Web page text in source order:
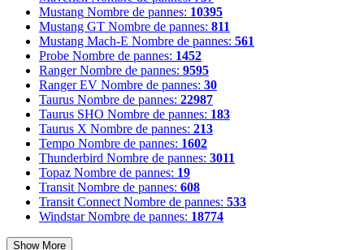
Mustang Nombre de pannes: 10395
Mustang GT Nombre de pannes: 811
Mustang Mach-E Nombre de pannes: 561
Probe Nombre de pannes: 1452
Ranger Nombre de pannes: 9595
Ranger EV Nombre de pannes: 30
Taurus Nombre de pannes: 22987
Taurus SHO Nombre de pannes: 183
Taurus X Nombre de pannes: 213
Tempo Nombre de pannes: 1602
Thunderbird Nombre de pannes: 3011
Topaz Nombre de pannes: 19
Transit Nombre de pannes: 608
Transit Connect Nombre de pannes: 533
Windstar Nombre de pannes: 18774
Show More